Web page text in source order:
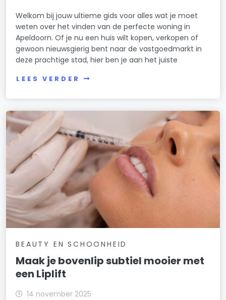
Welkom bij jouw ultieme gids voor alles wat je moet
weten over het vinden van de perfecte woning in
Apeldoorn. Of je nu een huis wilt kopen, verkopen of
gewoon nieuwsgierig bent naar de vastgoedmarkt in
deze prachtige stad, hier ben je aan het juiste
LEES VERDER
BEAUTY EN SCHOONHEID
Maak je bovenlip subtiel mooier met
een Liplift
14 november 2025